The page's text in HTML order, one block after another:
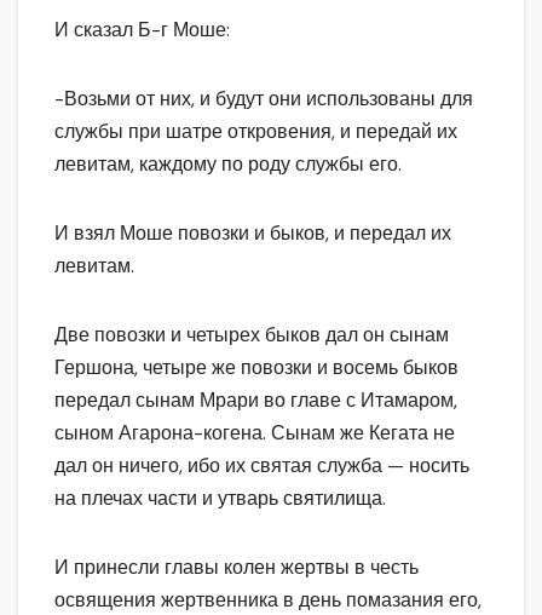
И сказал Б-г Моше:
-Возьми от них, и будут они использованы для
службы при шатре откровения, и передай их
левитам, каждому по роду службы его.
И взял Моше повозки и быков, и передал их
левитам.
Две повозки и четырех быков дал он сынам
Гершона, четыре же повозки и восемь быков
передал сынам Мрари во главе с Итамаром,
сыном Агарона-когена. Сынам же Кегата не
дал он ничего, ибо их святая служба — носить
на плечах части и утварь святилища.
И принесли главы колен жертвы в честь
освящения жертвенника в день помазания его,